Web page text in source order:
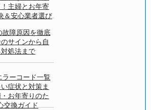
主婦とお年寄
＆安心業者選び
故障原因を徹底
サインから自
処法まで
ラーコード一覧
い症状と対策ま
お年寄りのた
交換ガイド